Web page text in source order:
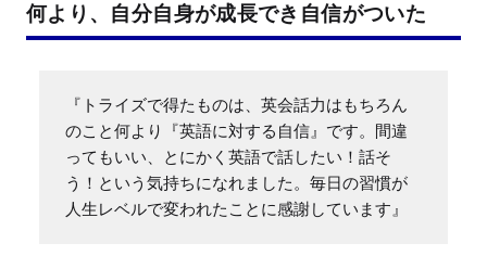
何より、自分自身が成長でき自信がついた
『トライズで得たものは、英会話力はもちろん
のこと何より『英語に対する自信』です。間違
ってもいい、とにかく英語で話したい！話そ
う！という気持ちになれました。毎日の習慣が
人生レベルで変われたことに感謝しています』